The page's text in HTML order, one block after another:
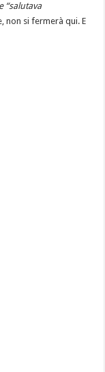
“salutava
non si fermerà qui. E